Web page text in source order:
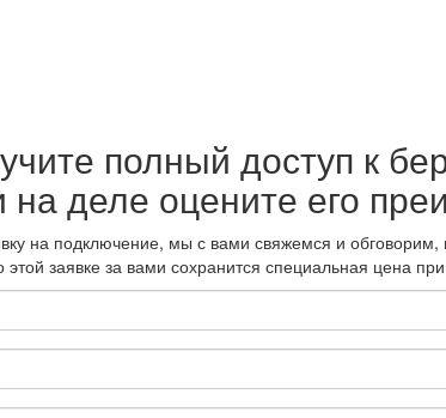
полный доступ к
на деле оцените его
на подключение, мы с вами свяжемся и обговорим,
этой заявке за вами сохранится специальная цена